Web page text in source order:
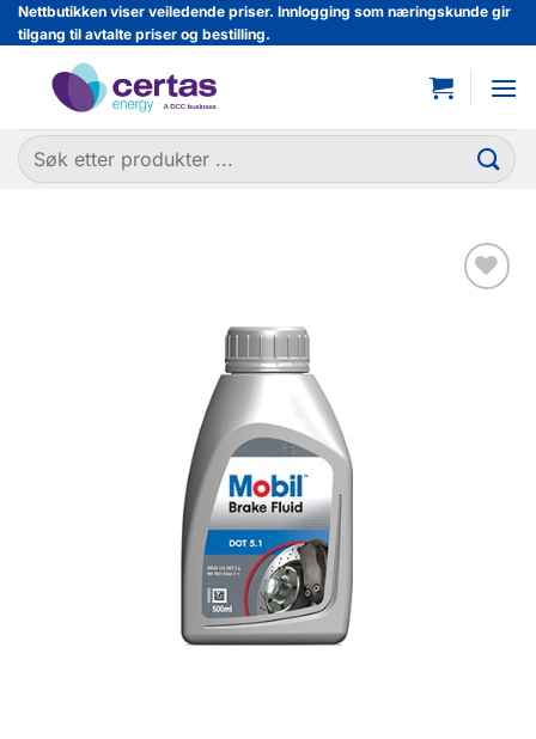
Skip
to
content
Nettbutikken viser veiledende priser. Innlogging som næringskunde gir
tilgang til avtalte priser og bestilling.
Søk
etter: